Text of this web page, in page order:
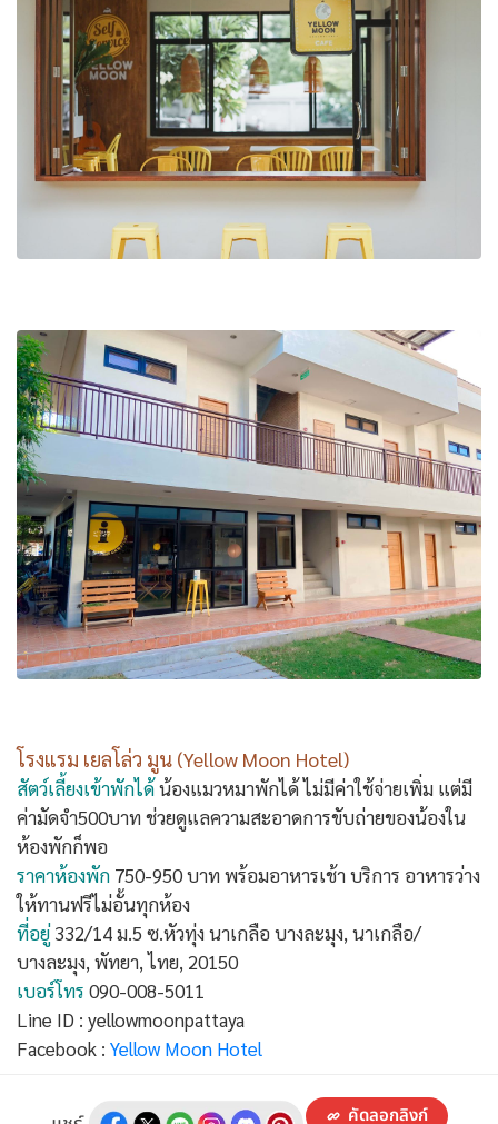
โรงแรม เยลโล่ว มูน (Yellow Moon Hotel)
สัตว์เลี้ยงเข้าพักได้น้องแมวหมาพักได้ ไม่มีค่าใช้จ่ายเพิ่ม แต่มี
ค่ามัดจำ500บาท ช่วยดูแลความสะอาดการขับถ่ายของน้องใน
ห้องพักก็พอ
ราคาห้องพัก 750-950 บาท พร้อมอาหารเช้า บริการ อาหารว่าง
ให้ทานฟรีไม่อั้นทุกห้อง
ที่อยู่332/14 ม.5 ซ.หัวทุ่ง นาเกลือ บางละมุง, นาเกลือ/
บางละมุง, พัทยา, ไทย, 20150
เบอร์โทร 090-008-5011
Line ID : yellowmoonpattaya
Facebook : Yellow Moon Hotel
คัดลอกลิงก์